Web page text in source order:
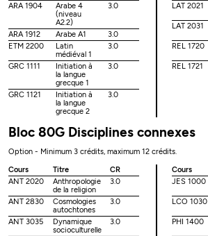
ARA 1904
Arabe 4
(niveau
A2.2)
3.0
ARA 1912 Arabe A1
3.0
ETM 2200
Latin
médiéval 1
3.0
GRC 1111
Initiation à
la langue
grecque 1
3.0
GRC 1121
Initiation à
la langue
grecque 2
3.0
LAT 2021
LAT 2031
REL 1720
REL 1721
Bloc 80G Disciplines connexes
Option - Minimum 3 crédits, maximum 12 crédits.
Cours
Titre
CR
ANT 2020
Anthropologie
de la religion
3.0
ANT 2830
Cosmologies
autochtones
3.0
ANT 3035
Dynamique
socioculturelle
3.0
Cours
JES 1000
LCO 1030
PHI 1400